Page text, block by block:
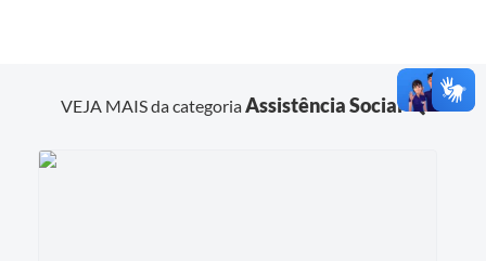
VEJA MAIS da categoriaAssistência Social